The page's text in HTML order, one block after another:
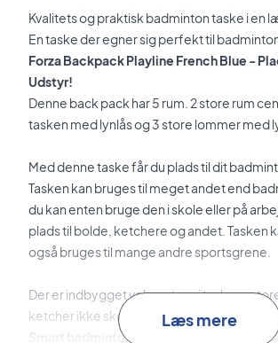
Kvalitets og praktisk badminton taske i en
En taske der egner sig perfekt til
Forza Backpack Playline French Blue -
Udstyr!
Denne back pack har 5 rum. 2 store rum
tasken med lynlås og 3 store lommer med
Med denne taske får du plads til dit
Tasken kan bruges til meget andet end
du kan enten bruge den i skole eller på
plads til bolde, ketchere og andet. Tasken
også bruges til mange andre sportsgrene.
Der er indbygget velcrostrop i taskens
ketcher ikke skøjter rundt i tasken når du er
Smart badmintontaske til dit udstyr - Køb
Læs mere